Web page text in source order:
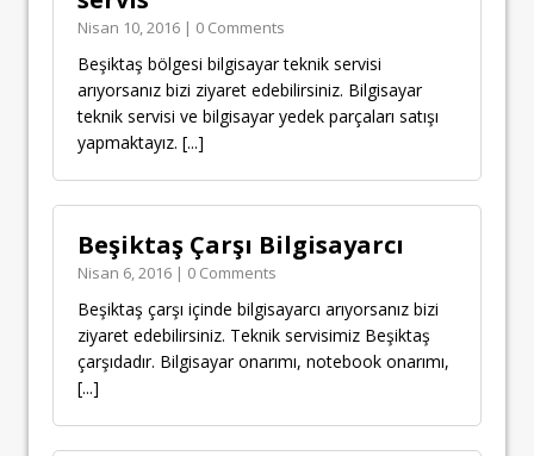
Nisan 10, 2016 | 0 Comments
Beşiktaş bölgesi bilgisayar teknik servisi
arıyorsanız bizi ziyaret edebilirsiniz. Bilgisayar
teknik servisi ve bilgisayar yedek parçaları satışı
yapmaktayız. [...]
Beşiktaş Çarşı Bilgisayarcı
Nisan 6, 2016 | 0 Comments
Beşiktaş çarşı içinde bilgisayarcı arıyorsanız bizi
ziyaret edebilirsiniz. Teknik servisimiz Beşiktaş
çarşıdadır. Bilgisayar onarımı, notebook onarımı,
[...]